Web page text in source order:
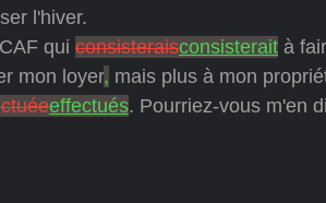
l'hiver.
qui consisteraisconsisterait à
mon loyer, mais plus à mon
effectués. Pourriez-vous m'en